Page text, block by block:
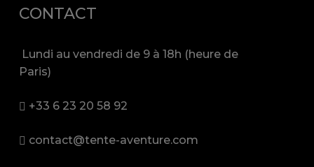
CONTACT
Lundi au vendredi de 9 à 18h (heure de
Paris)
+33 6 23 20 58 92
contact@tente-aventure.com